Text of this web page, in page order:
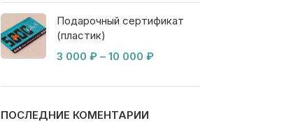
Подарочный сертификат
(пластик)
3 000 ₽ – 10 000 ₽
ПОСЛЕДНИЕ КОМЕНТАРИИ